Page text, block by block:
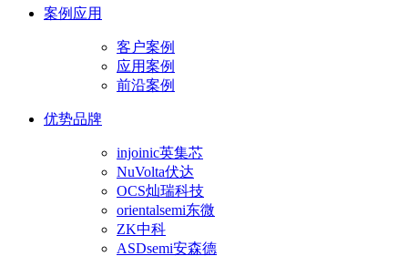
案例应用
客户案例
应用案例
前沿案例
优势品牌
injoinic英集芯
NuVolta伏达
OCS灿瑞科技
orientalsemi东微
ZK中科
ASDsemi安森德